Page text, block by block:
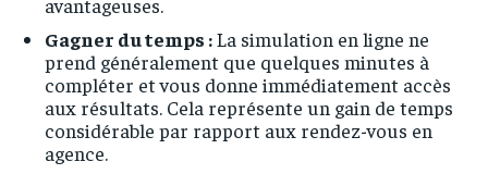
Gagner du temps :La simulation en ligne ne
prend généralement que quelques minutes à
compléter et vous donne immédiatement accès
aux résultats. Cela représente un gain de temps
considérable par rapport aux rendez-vous en
agence.